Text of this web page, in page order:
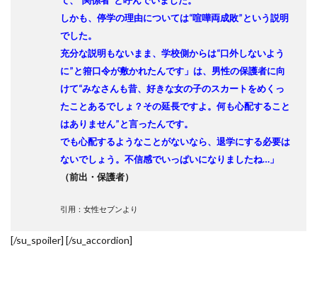
しかも、停学の理由については“喧嘩両成敗”という説明
でした。
充分な説明もないまま、学校側からは“口外しないよう
に”と箝口令が敷かれたんです」 は、男性の保護者に向
けて“みなさんも昔、好きな女の子のスカートをめくっ
たことあるでしょ？その延長ですよ。何も心配すること
はありません”と言ったんです。
でも心配するようなことがないなら、退学にする必要は
ないでしょう。不信感でいっぱいになりましたね…」
（前出・保護者）
引用：女性セブンより
[/su_spoiler] [/su_accordion]